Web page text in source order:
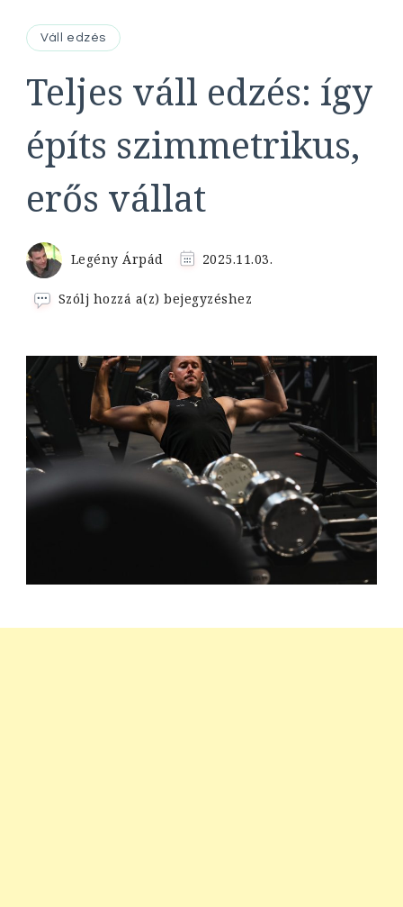
Váll edzés
Teljes váll edzés: így
építs szimmetrikus,
erős vállat
Legény Árpád 2025.11.03.
Szólj hozzá a(z)Teljes
így
építs
szimmetrikus,
erős
vállat
bejegyzéshez